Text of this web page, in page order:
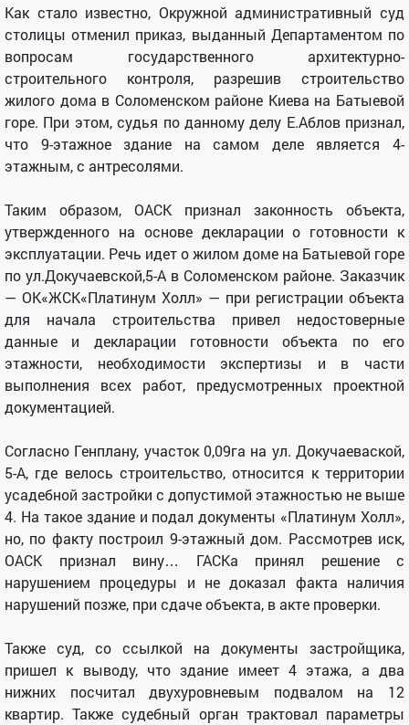
Как стало известно, Окружной административный суд
столицы отменил приказ, выданный Департаментом по
вопросам государственного архитектурно-
строительного контроля, разрешив строительство
жилого дома в Соломенском районе Киева на Батыевой
горе. При этом, судья по данному делу Е.Аблов признал,
что 9-этажное здание на самом деле является 4-
этажным, с антресолями.
Таким образом, ОАСК признал законность объекта,
утвержденного на основе декларации о готовности к
эксплуатации. Речь идет о жилом доме на Батыевой горе
по ул.Докучаевской,5-А в Соломенском районе. Заказчик
— ОК«ЖСК«Платинум Холл» — при регистрации объекта
для начала строительства привел недостоверные
данные и декларации готовности объекта по его
этажности, необходимости экспертизы и в части
выполнения всех работ, предусмотренных проектной
документацией.
Согласно Генплану, участок 0,09га на ул. Докучаеваской,
5-А, где велось строительство, относится к территории
усадебной застройки с допустимой этажностью не выше
4. На такое здание и подал документы «Платинум Холл»,
но, по факту построил 9-этажный дом. Рассмотрев иск,
ОАСК признал вину… ГАСКа принял решение с
нарушением процедуры и не доказал факта наличия
нарушений позже, при сдаче объекта, в акте проверки.
Также суд, со ссылкой на документы застройщика,
пришел к выводу, что здание имеет 4 этажа, а два
нижних посчитал двухуровневым подвалом на 12
квартир. Также судебный орган трактовал параметры